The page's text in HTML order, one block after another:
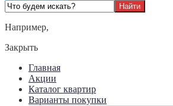
Например,
Закрыть
Главная
Акции
Каталог квартир
Варианты покупки